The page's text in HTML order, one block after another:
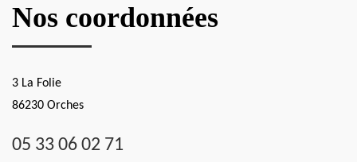
Nos coordonnées
3 La Folie
86230 Orches
05 33 06 02 71